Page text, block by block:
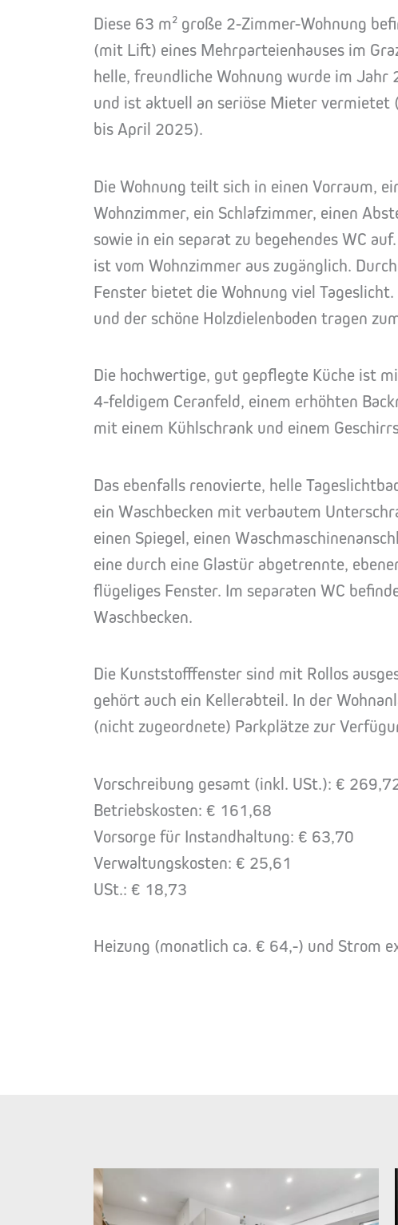
Diese 63 m² große 2-Zimmer-Wohnung
(mit Lift) eines Mehrparteienhauses im
helle, freundliche Wohnung wurde im
und ist aktuell an seriöse Mieter
bis April 2025).
Die Wohnung teilt sich in einen Vorraum,
Wohnzimmer, ein Schlafzimmer, einen
sowie in ein separat zu begehendes WC
ist vom Wohnzimmer aus zugänglich.
Fenster bietet die Wohnung viel
und der schöne Holzdielenboden tragen
Die hochwertige, gut gepflegte Küche ist
4-feldigem Ceranfeld, einem erhöhten
mit einem Kühlschrank und einem
Das ebenfalls renovierte, helle
ein Waschbecken mit verbautem
einen Spiegel, einen
eine durch eine Glastür abgetrennte,
flügeliges Fenster. Im separaten WC
Waschbecken.
Die Kunststofffenster sind mit Rollos
gehört auch ein Kellerabteil. In der
(nicht zugeordnete) Parkplätze zur
Vorschreibung gesamt (inkl. USt.): €
Betriebskosten: € 161,68
Vorsorge für Instandhaltung: € 63,70
Verwaltungskosten: € 25,61
USt.: € 18,73
Heizung (monatlich ca. € 64,-) und Strom